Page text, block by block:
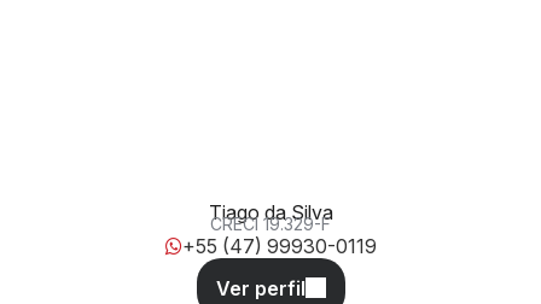
Tiago da Silva
CRECI 19.329-F
+55 (47) 99930-0119